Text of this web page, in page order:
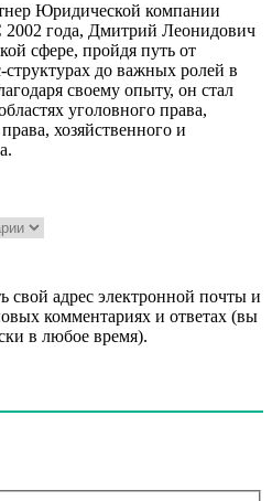
Юридической компании
года, Дмитрий Леонидович
сфере, пройдя путь от
до важных ролей в
своему опыту, он стал
уголовного права,
хозяйственного и
свой адрес электронной почты и
комментариях и ответах (вы
в любое время).